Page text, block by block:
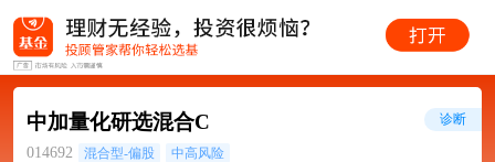
中加量化研选混合C
014692 混合型-偏股 中高风险
诊断